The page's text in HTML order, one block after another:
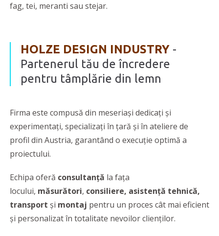
fag, tei, meranti sau stejar.
HOLZE DESIGN INDUSTRY -
Partenerul tău de încredere
pentru tâmplărie din lemn
Firma este compusă din meseriași dedicați și
experimentați, specializați în țară și în ateliere de
profil din Austria, garantând o execuție optimă a
proiectului.
Echipa oferă consultanță la fața
locului, măsurători, consiliere, asistență tehnică,
transport și montaj pentru un proces cât mai eficient
și personalizat în totalitate nevoilor clienților.